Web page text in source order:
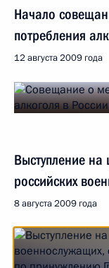
Начало
потребления
12 августа 2009 года
Выступление
российских
8 августа 2009 года